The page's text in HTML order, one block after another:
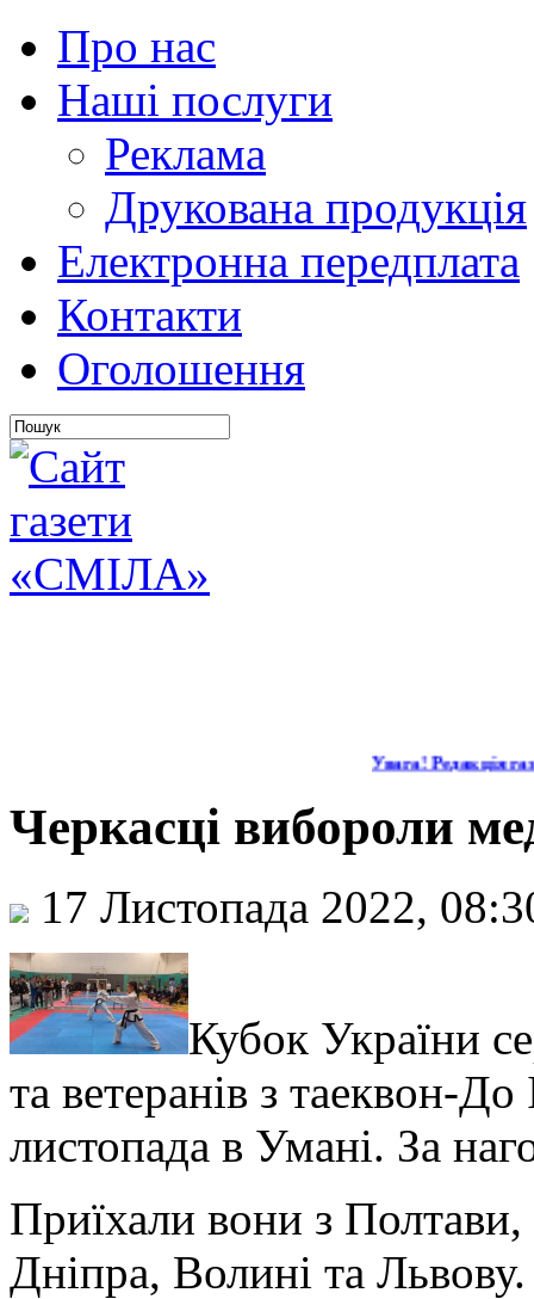
Про нас
Наші послуги
Реклама
Друкована продукція
Електронна передплата
Контакти
Оголошення
Увага! Редакція
Черкасці вибороли
17 Листопада 2022,
Кубок України
та ветеранів з таеквон-
листопада в Умані. За
Приїхали вони з
Дніпра, Волині та